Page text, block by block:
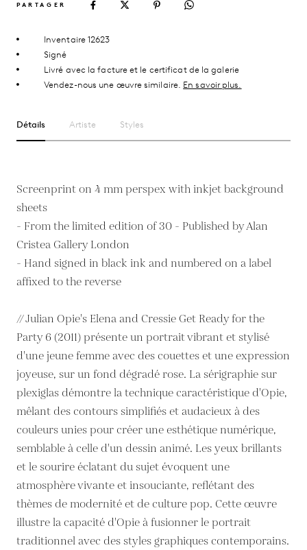
PARTAGER
Inventaire 12623
Signé
Livré avec la facture et le certificat de la galerie
Vendez-nous une œuvre similaire. En savoir plus.
Détails Artiste Styles
Screenprint on 4 mm perspex with inkjet background
sheets
- From the limited edition of 30 - Published by Alan
Cristea Gallery London
- Hand signed in black ink and numbered on a label
affixed to the reverse
// Julian Opie's Elena and Cressie Get Ready for the
Party 6 (2011) présente un portrait vibrant et stylisé
d'une jeune femme avec des couettes et une expression
joyeuse, sur un fond dégradé rose. La sérigraphie sur
plexiglas démontre la technique caractéristique d'Opie,
mêlant des contours simplifiés et audacieux à des
couleurs unies pour créer une esthétique numérique,
semblable à celle d'un dessin animé. Les yeux brillants
et le sourire éclatant du sujet évoquent une
atmosphère vivante et insouciante, reflétant des
thèmes de modernité et de culture pop. Cette œuvre
illustre la capacité d'Opie à fusionner le portrait
traditionnel avec des styles graphiques contemporains.